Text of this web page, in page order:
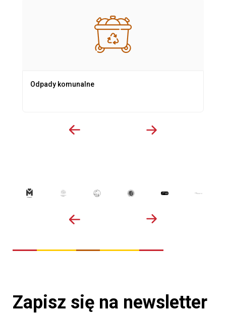
Odpady komunalne
Zapisz się na newsletter